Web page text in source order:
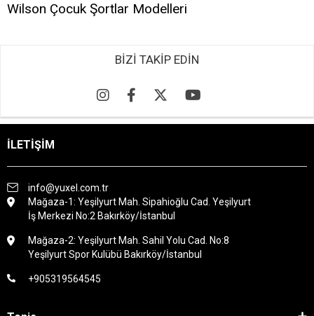
Wilson Çocuk Şortlar Modelleri
BİZİ TAKİP EDİN
İLETİŞİM
info@yuxel.com.tr
Mağaza-1: Yeşilyurt Mah. Sipahioğlu Cad. Yeşilyurt
İş Merkezi No:2 Bakırköy/İstanbul
Mağaza-2: Yeşilyurt Mah. Sahil Yolu Cad. No:8
Yeşilyurt Spor Kulübü Bakırköy/İstanbul
+905319564545